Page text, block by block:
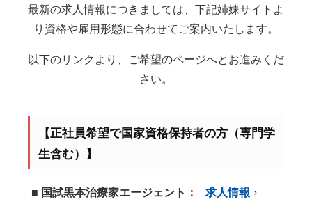
最新の求人情報につきましては、下記姉妹サイトよ
り資格や雇用形態に合わせてご案内いたします。
以下のリンクより、ご希望のページへとお進みくだ
さい。
【正社員希望で国家資格保持者の方（専門学
生含む）】
■ 国試黒本治療家エージェント： 求人情報